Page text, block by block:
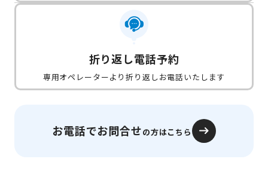
折り返し電話予約
専用オペレーターより折り返しお電話いたします
お電話でお問合せの方はこちら